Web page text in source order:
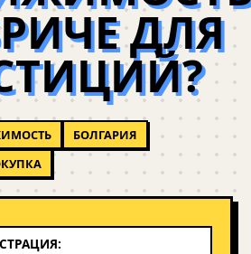
ДЛЯ
БОЛГАРИЯ